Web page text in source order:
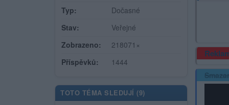
Typ:
Dočasné
Stav:
Veřejné
Zobrazeno:
218071×
Příspěvků:
1444
TOTO TÉMA SLEDUJÍ (9)